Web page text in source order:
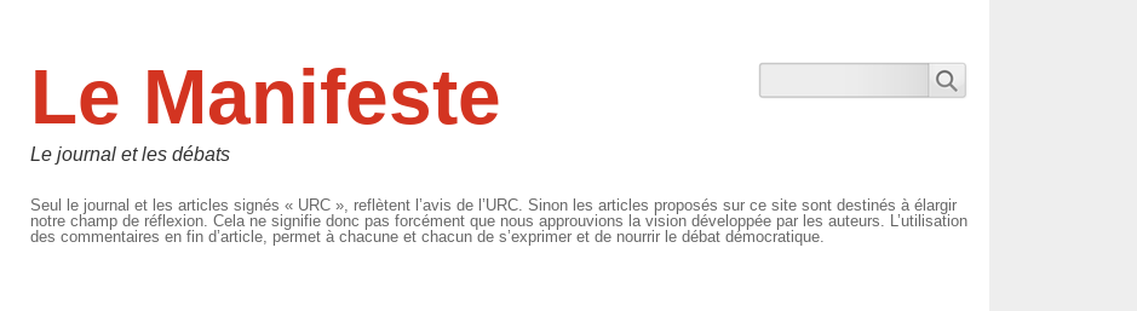
Le Manifeste
Le journal et les débats
Seul le journal et les articles signés « URC », reflètent l’avis de l’URC. Sinon les articles proposés sur ce site sont destinés à élargir
notre champ de réflexion. Cela ne signifie donc pas forcément que nous approuvions la vision développée par les auteurs. L’utilisation
des commentaires en fin d’article, permet à chacune et chacun de s’exprimer et de nourrir le débat démocratique.